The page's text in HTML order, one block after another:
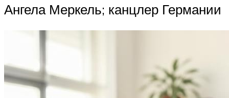
Ангела Меркель; канцлер Германии